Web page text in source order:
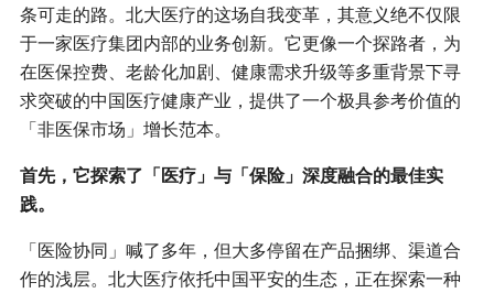
条可走的路。北大医疗的这场自我变革，其意义绝不仅限
于一家医疗集团内部的业务创新。它更像一个探路者，为
在医保控费、老龄化加剧、健康需求升级等多重背景下寻
求突破的中国医疗健康产业，提供了一个极具参考价值的
「非医保市场」增长范本。
首先，它探索了「医疗」与「保险」深度融合的最佳实
践。
「医险协同」喊了多年，但大多停留在产品捆绑、渠道合
作的浅层。北大医疗依托中国平安的生态，正在探索一种